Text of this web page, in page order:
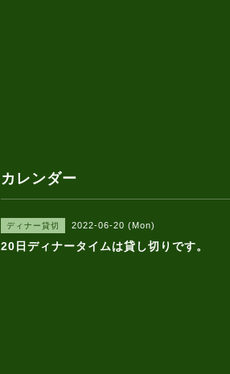
カレンダー
ディナー貸切 2022-06-20 (Mon)
20日ディナータイムは貸し切りです。